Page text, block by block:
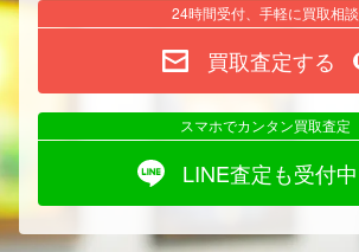
24時間受付、手軽に買取相談
買取査定する
スマホでカンタン買取査定
LINE査定も受付中